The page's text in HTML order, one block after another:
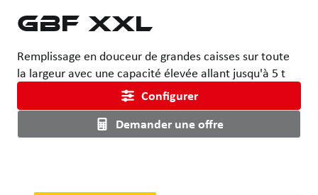
GBF XXL
Remplissage en douceur de grandes caisses sur toute
la largeur avec une capacité élevée allant jusqu'à 5 t
Demander une offre
Configurer